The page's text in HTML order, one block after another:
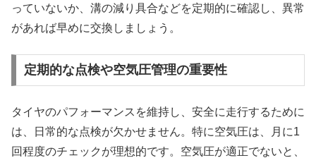
っていないか、溝の減り具合などを定期的に確認し、異常
があれば早めに交換しましょう。
定期的な点検や空気圧管理の重要性
タイヤのパフォーマンスを維持し、安全に走行するために
は、日常的な点検が欠かせません。特に空気圧は、月に1
回程度のチェックが理想的です。空気圧が適正でないと、